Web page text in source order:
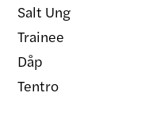
Salt Ung
Trainee
Dåp
Tentro